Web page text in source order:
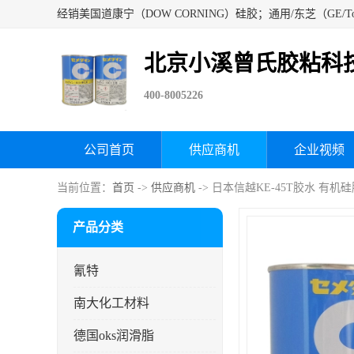
北京小溪曾氏胶粘科
400-8005226
公司首页 供应商机 企业视频
当前位置： 首页 -> 供应商机 -> 日本信越KE-45T胶水 有机
产品分类
氰特
南大化工材料
德国oks润滑脂